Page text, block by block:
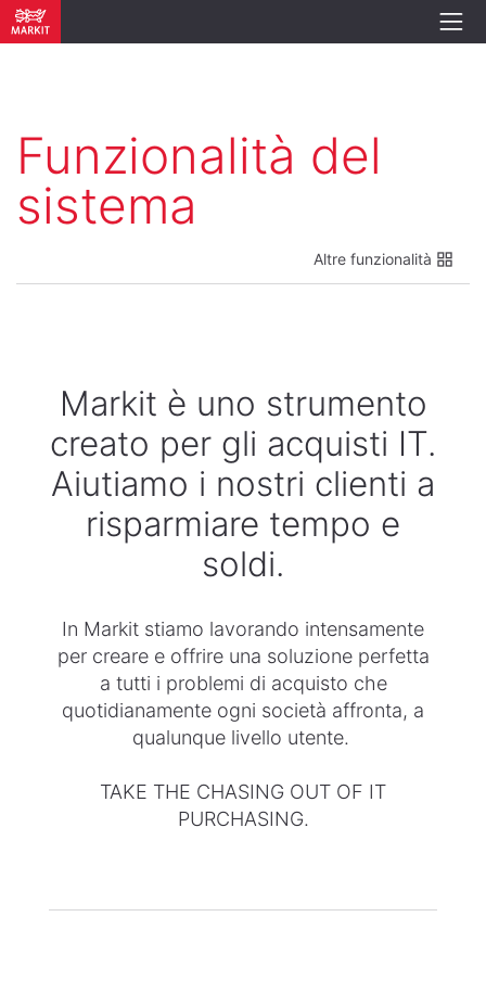
Funzionalità del
sistema
Altre funzionalità
Markit è uno strumento
creato per gli acquisti IT.
Aiutiamo i nostri clienti a
risparmiare tempo e
soldi.
In Markit stiamo lavorando intensamente
per creare e offrire una soluzione perfetta
a tutti i problemi di acquisto che
quotidianamente ogni società affronta, a
qualunque livello utente.
TAKE THE CHASING OUT OF IT
PURCHASING.